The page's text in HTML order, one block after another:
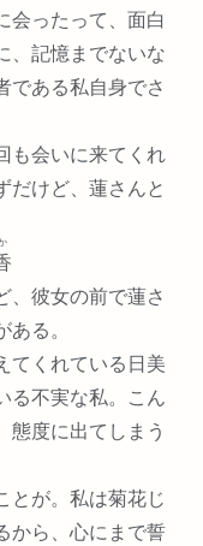
会ったって、面白
、記憶までないな
である私自身でさ
も会いに来てくれ
だけど、蓮さんと
、彼女の前で蓮さ
る。
てくれている日美
る不実な私。こん
態度に出てしまう
とが。私は菊花じ
から、心にまで誓